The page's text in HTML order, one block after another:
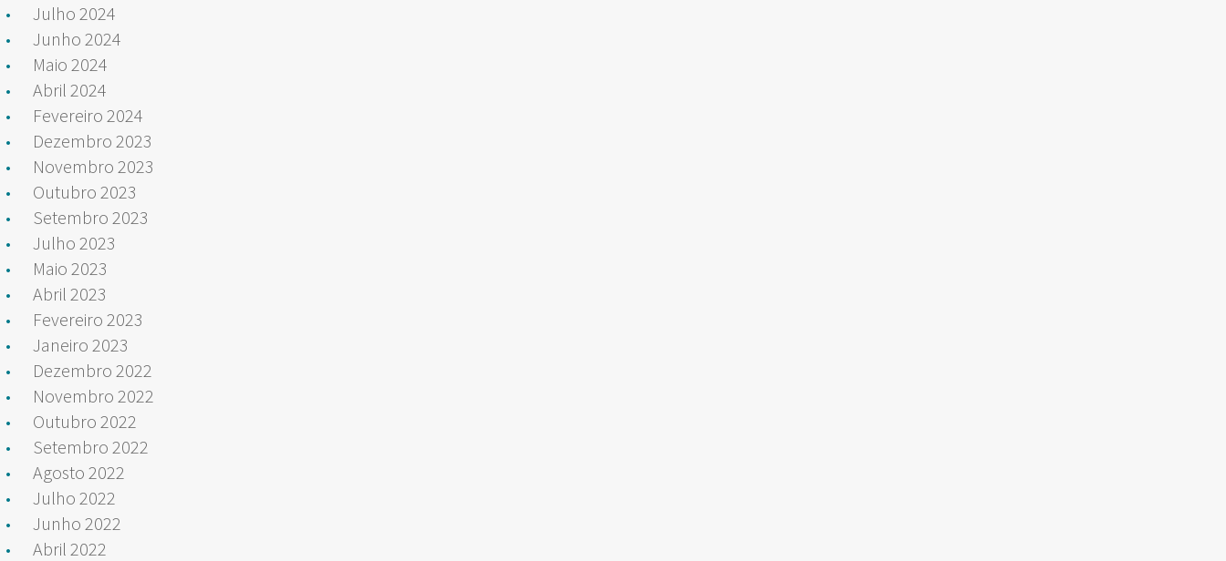
Julho 2024
Junho 2024
Maio 2024
Abril 2024
Fevereiro 2024
Dezembro 2023
Novembro 2023
Outubro 2023
Setembro 2023
Julho 2023
Maio 2023
Abril 2023
Fevereiro 2023
Janeiro 2023
Dezembro 2022
Novembro 2022
Outubro 2022
Setembro 2022
Agosto 2022
Julho 2022
Junho 2022
Abril 2022